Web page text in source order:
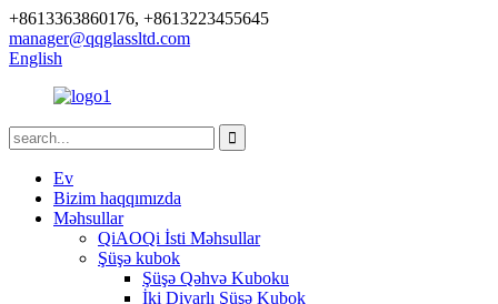
+8613363860176, +8613223455645
manager@qqglassltd.com
English
Ev
Bizim haqqımızda
Məhsullar
QiAOQi İsti Məhsullar
Şüşə kubok
Şüşə Qəhvə Kuboku
İki Divarlı Şüşə Kubok